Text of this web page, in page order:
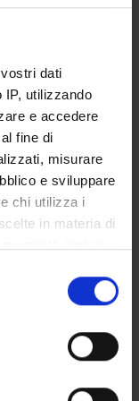
dati
IP, utilizzando
e accedere
fine di
misurare
e sviluppare
chi utilizza i
in materia di
in qualsiasi
o facendo clic